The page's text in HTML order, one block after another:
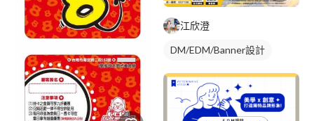
江欣澄
DM/EDM/Banner設計